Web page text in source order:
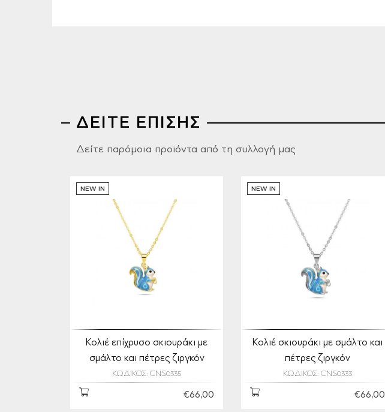
ΔΕΙΤΕ ΕΠΙΣΗΣ
Δείτε παρόμοια προϊόντα από τη συλλογή μας
NEW IN
Κολιέ επίχρυσο σκιουράκι με
σμάλτο και πέτρες ζιργκόν
ΚΩΔΙΚΟΣ: CNS0335
€66,00
NEW IN
Κολιέ σκιουράκι με σμάλτο και
πέτρες ζιργκόν
ΚΩΔΙΚΟΣ: CNS0333
€66,00